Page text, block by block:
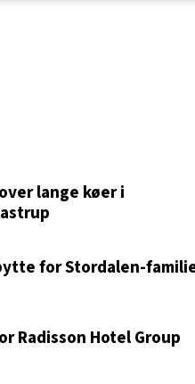
lange køer i
for Stordalen-
Radisson Hotel Group